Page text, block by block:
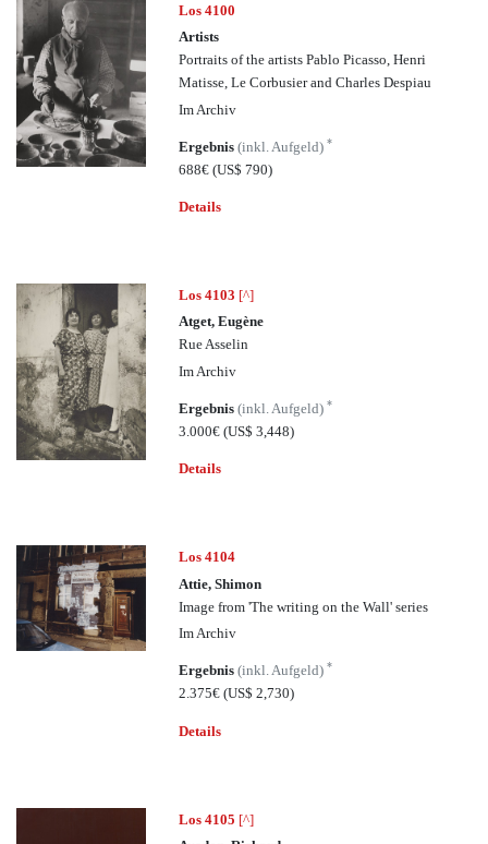
Los 4100
Artists
Portraits of the artists Pablo Picasso, Henri
Matisse, Le Corbusier and Charles Despiau
Im Archiv
Ergebnis(inkl. Aufgeld)*
688€(US$ 790)
Details
Los 4103 [^]
Atget, Eugène
Rue Asselin
Im Archiv
Ergebnis(inkl. Aufgeld)*
3.000€(US$ 3,448)
Details
Los 4104
Attie, Shimon
Image from 'The writing on the Wall' series
Im Archiv
Ergebnis(inkl. Aufgeld)*
2.375€(US$ 2,730)
Details
Los 4105 [^]